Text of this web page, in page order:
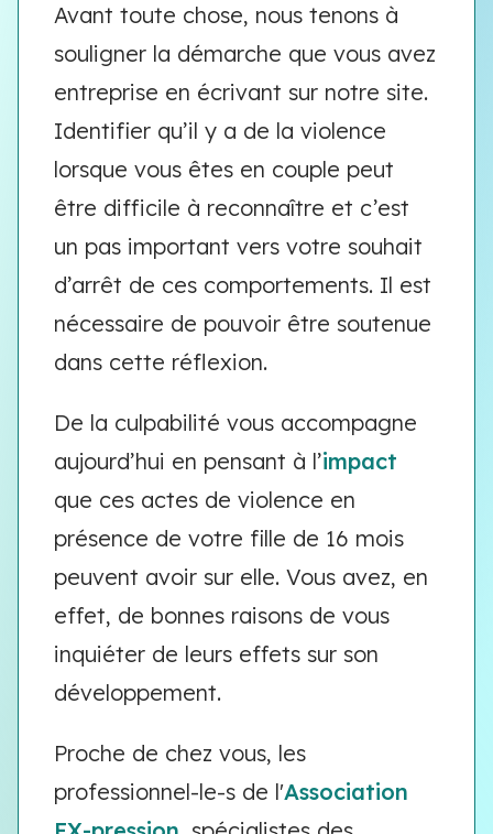
Avant toute chose, nous tenons à
souligner la démarche que vous avez
entreprise en écrivant sur notre site.
Identifier qu’il y a de la violence
lorsque vous êtes en couple peut
être difficile à reconnaître et c’est
un pas important vers votre souhait
d’arrêt de ces comportements. Il est
nécessaire de pouvoir être soutenue
dans cette réflexion.
De la culpabilité vous accompagne
aujourd’hui en pensant à l’impact
que ces actes de violence en
présence de votre fille de 16 mois
peuvent avoir sur elle. Vous avez, en
effet, de bonnes raisons de vous
inquiéter de leurs effets sur son
développement.
Proche de chez vous, les
professionnel-le-s de l'Association